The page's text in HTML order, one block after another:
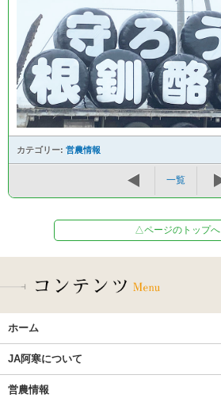
カテゴリー: 営農情報
一覧
△ページのトップへ
ホーム
JA阿寒について
営農情報